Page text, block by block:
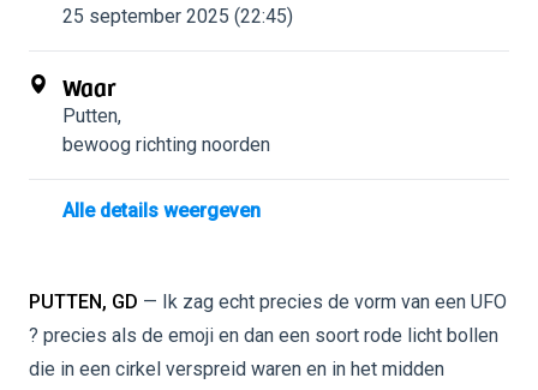
25 september 2025 (22:45)
Waar
Putten,
bewoog richting noorden
Alle details weergeven
PUTTEN, GD — Ik zag echt precies de vorm van een UFO
? precies als de emoji en dan een soort rode licht bollen
die in een cirkel verspreid waren en in het midden